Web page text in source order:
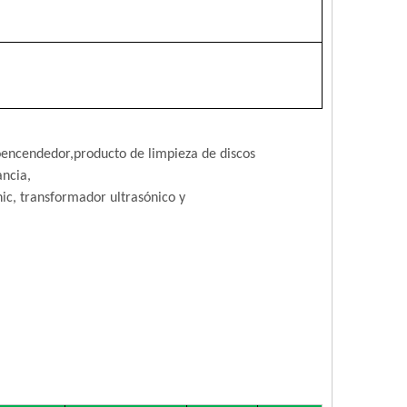
encendedor,producto de limpieza de discos
transformador ultrasónico y